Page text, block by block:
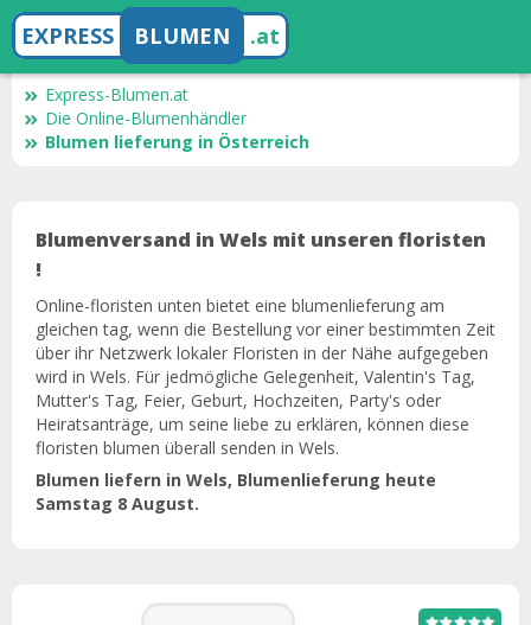
EXPRESS BLUMEN .at
Express-Blumen.at
Die Online-Blumenhändler
Blumen lieferung in Österreich
Blumenversand in Wels mit unseren floristen
!
Online-floristen unten bietet eine blumenlieferung am
gleichen tag, wenn die Bestellung vor einer bestimmten Zeit
über ihr Netzwerk lokaler Floristen in der Nähe aufgegeben
wird in Wels. Für jedmögliche Gelegenheit, Valentin's Tag,
Mutter's Tag, Feier, Geburt, Hochzeiten, Party's oder
Heiratsanträge, um seine liebe zu erklären, können diese
floristen blumen überall senden in Wels.
Blumen liefern in Wels, Blumenlieferung heute
Samstag 8 August.